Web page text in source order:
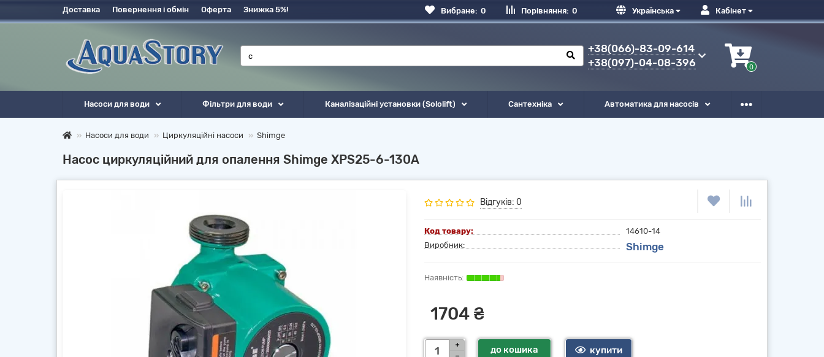
Кабінет
Українська
Порівняння: 0
Вибране: 0
Доставка Повернення і обмін Оферта Знижка 5%!
+38(066)-83-09-614
+38(097)-04-08-396
0
Насоси для води Фільтри для води Каналізаційні установки (Sololift) Сантехніка Автоматика для насосів
Насоси для води Циркуляційні насоси Shimge
Насос циркуляційний для опалення Shimge XPS25-6-130А
Відгуків: 0
Код товару:
14610-14
Виробник:
Shimge
1704 ₴
до кошика купити